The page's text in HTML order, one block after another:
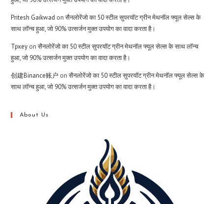
Pritesh Gaikwad onसैनलोरेंजो का 50 स्टील सुपरयॉट ग्रीन मेथनॉल फ्यूल सेल्स के
साथ लॉन्च हुआ, जो 90% उत्सर्जन मुक्त उपयोग का वादा करता है।
Тркеу onसैनलोरेंजो का 50 स्टील सुपरयॉट ग्रीन मेथनॉल फ्यूल सेल्स के साथ लॉन्च
हुआ, जो 90% उत्सर्जन मुक्त उपयोग का वादा करता है।
创建Binance账户 onसैनलोरेंजो का 50 स्टील सुपरयॉट ग्रीन मेथनॉल फ्यूल सेल्स के
साथ लॉन्च हुआ, जो 90% उत्सर्जन मुक्त उपयोग का वादा करता है।
About Us